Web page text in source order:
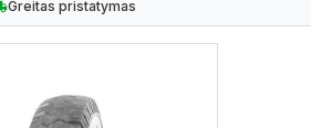
Greitas pristatymas